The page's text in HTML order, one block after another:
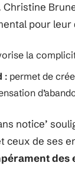
Christine
pour
la
: permet de
notice’
ceux de ses
des